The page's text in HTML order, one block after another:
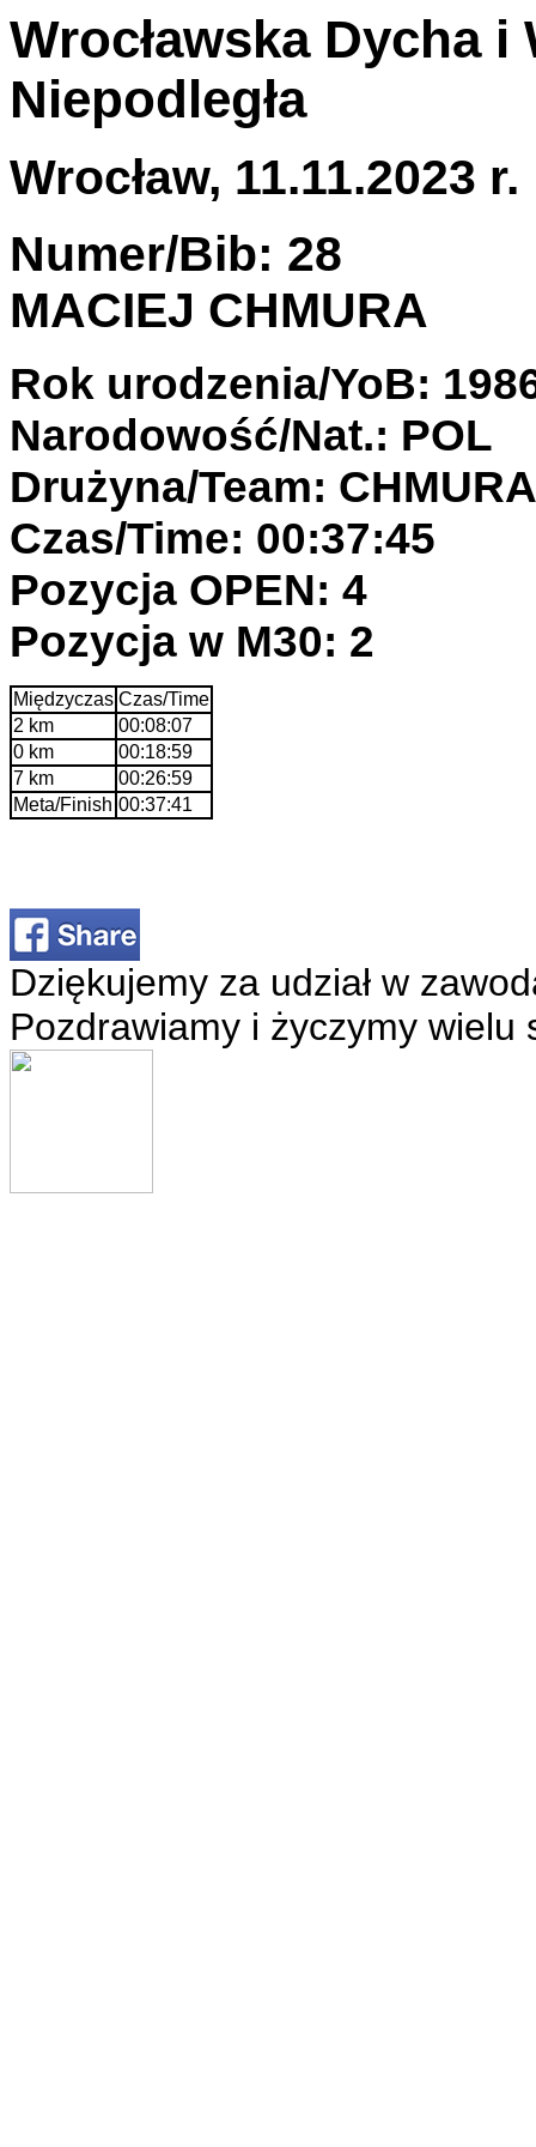
Wrocławska Dycha i
Niepodległa
Wrocław, 11.11.2023 r.
Numer/Bib: 28
MACIEJ CHMURA
Rok urodzenia/YoB:
Narodowość/Nat.: POL
Drużyna/Team:
Czas/Time: 00:37:45
Pozycja OPEN: 4
Pozycja w M30: 2
Międzyczas Czas/Time
2 km
00:08:07
0 km
00:18:59
7 km
00:26:59
Meta/Finish 00:37:41
Dziękujemy za udział w
Pozdrawiamy i życzymy wielu